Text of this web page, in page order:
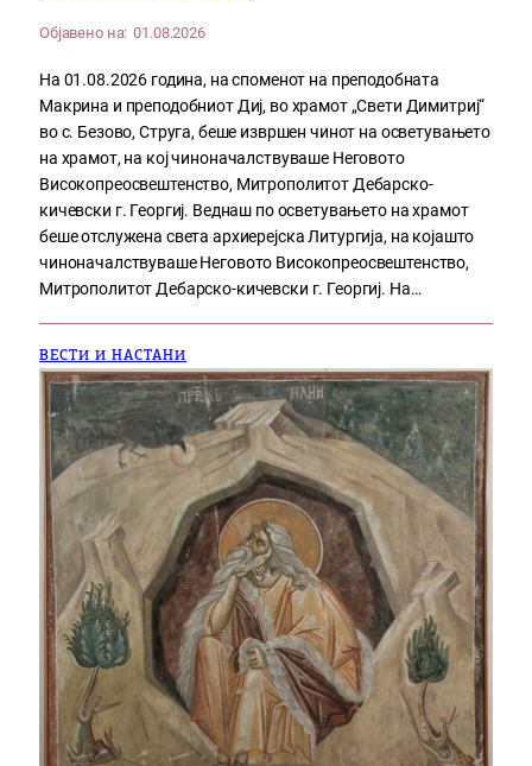
Објавено на: 01.08.2026
На 01.08.2026 година, на споменот на преподобната
Макрина и преподобниот Диј, во храмот „Свети Димитриј“
во с. Безово, Струга, беше извршен чинот на осветувањето
на храмот, на кој чиноначалствуваше Неговото
Високопреосвештенство, Митрополитот Дебарско-
кичевски г. Георгиј. Веднаш по осветувањето на храмот
беше отслужена света архиерејска Литургија, на којашто
чиноначалствуваше Неговото Високопреосвештенство,
Митрополитот Дебарско-кичевски г. Георгиј. На…
ВЕСТИ И НАСТАНИ